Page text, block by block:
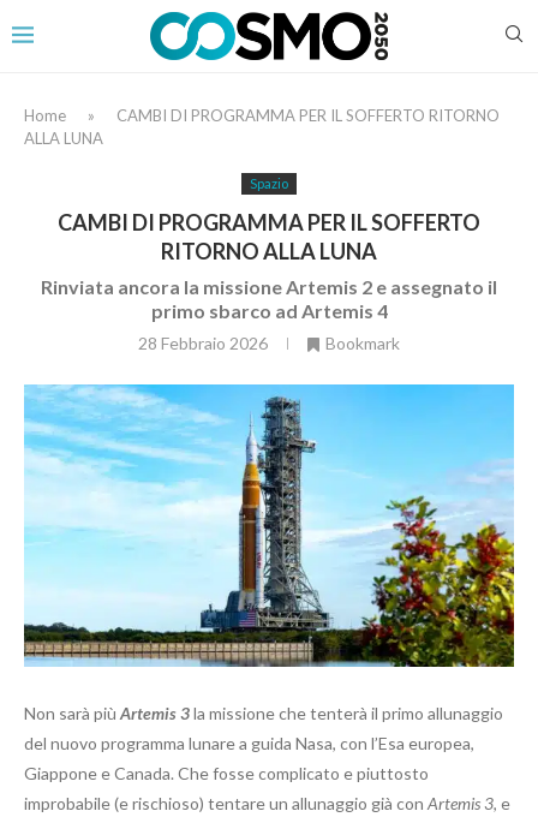
Home »
CAMBI DI PROGRAMMA PER IL SOFFERTO RITORNO
ALLA LUNA
Spazio
CAMBI DI PROGRAMMA PER IL SOFFERTO
RITORNO ALLA LUNA
Rinviata ancora la missione Artemis 2 e assegnato il
primo sbarco ad Artemis 4
28 Febbraio 2026 Bookmark
Non sarà piùArtemis 3la missione che tenterà il primo allunaggio
del nuovo programma lunare a guida Nasa, con l’Esa europea,
Giappone e Canada. Che fosse complicato e piuttosto
improbabile (e rischioso) tentare un allunaggio già conArtemis 3, e